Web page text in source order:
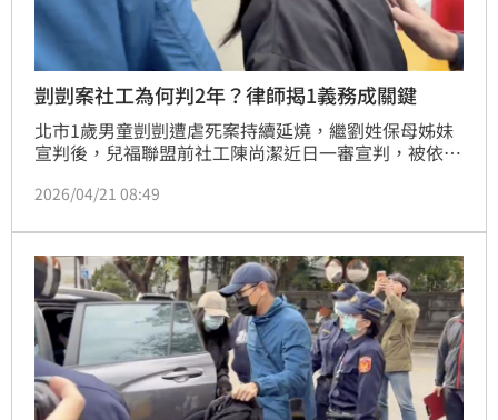
剴剴案社工為何判2年？律師揭1義務成關鍵
北市1歲男童剴剴遭虐死案持續延燒，繼劉姓保母姊妹
宣判後，兒福聯盟前社工陳尚潔近日一審宣判，被依過
社工。判決一出，社工是否該負刑責引起社會激烈討
2026/04/21 08:49